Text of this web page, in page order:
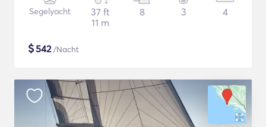
Segelyacht
37 ft
11 m
8 3 4
$542/Nacht